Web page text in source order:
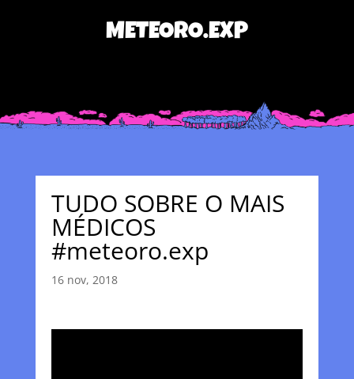
METEORO.EXP
TUDO SOBRE O MAIS
MÉDICOS
#meteoro.exp
16 nov, 2018